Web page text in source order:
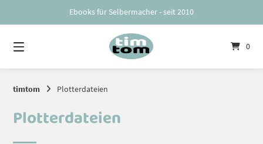
Ebooks für Selbermacher - seit 2010
0
timtom Plotterdateien
Plotterdateien